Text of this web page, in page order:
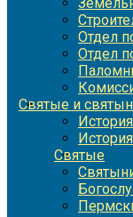
Отдел
Отдел
Святые и
Святые